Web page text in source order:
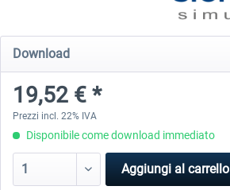
Download
19,52 € *
Prezzi incl. 22% IVA
Disponibile come download immediato
Aggiungi al carrello